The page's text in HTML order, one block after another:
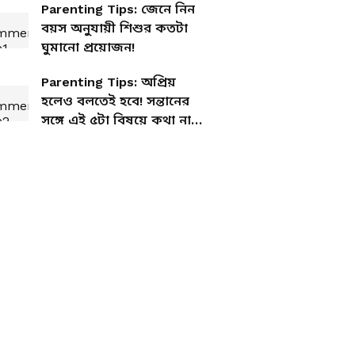
Parenting Tips: জেনে নিন
বয়স অনুযায়ী শিশুর কতটা
ঘুমানো প্রয়োজন!
Parenting Tips: অপ্রিয়
হলেও বলতেই হবে! সন্তানের
সঙ্গে এই ৫টা বিষয়ে কথা না